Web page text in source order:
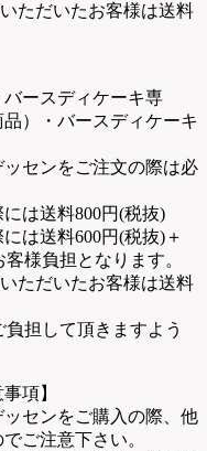
ただいたお客様は送料
バースディケーキ専
）・バースディケーキ
ッセンをご注文の際は必
は送料800円(税抜)
は送料600円(税抜)＋
様負担となります。
ただいたお客様は送料
負担して頂きますよう
項】
ッセンをご購入の際、他
ご注意下さい。